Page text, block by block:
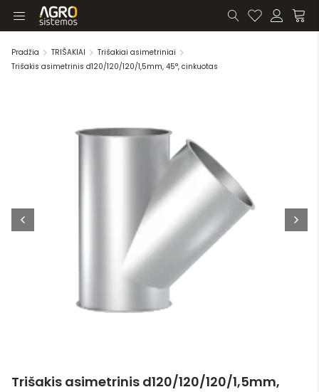
Pradžia TRIŠAKIAI
Trišakiai asimetriniai
Trišakis asimetrinis d120/120/120/1,5mm, 45°, cinkuotas
Trišakis asimetrinis d120/120/120/1,5mm,